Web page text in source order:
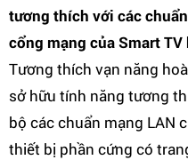
tương thích với các
cổng mạng của Smart TV
Tương thích vạn năng
sở hữu tính năng tương
bộ các chuẩn mạng LAN
thiết bị phần cứng có